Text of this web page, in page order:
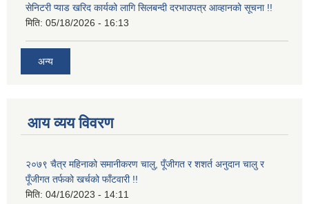
सेनिटरी प्याड खरिद कार्यको लागि सिलबन्दी दरभाउपत्र आव्हानको सूचना !!
मिति: 05/18/2026 - 16:13
अन्य
आय व्यय विवरण
२०७९ चैत्र महिनाको समानीकरण चालु, पूँजीगत र शशर्त अनुदान चालु र
पूँजीगत तर्फको खर्चको फाँटवारी !!
मिति: 04/16/2023 - 14:11